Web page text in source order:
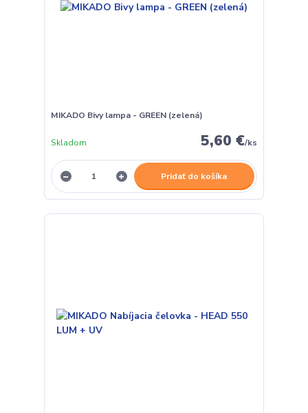
MIKADO Bivy lampa - GREEN (zelená)
5,60 €/ks
Skladom
Pridať do košíka